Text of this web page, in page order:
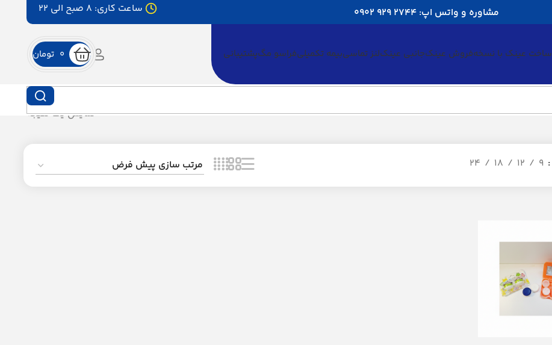
مشاوره و واتس اپ: 2744 929 0902 ساعت کاری: 8 صبح الی 22
ساخت عینک با نسخهفروش عینکجانبی عینکلنز تماسیبیمه تکمیلیفراسو مگپشتیبانی ۰ تومان
نمایش یک نتیجه
9
12
18
24